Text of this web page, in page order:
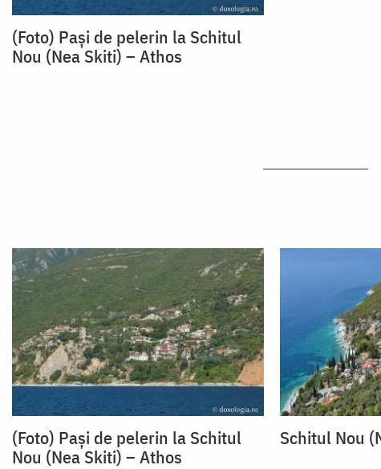
(Foto) Pași de pelerin la Schitul
Nou (Nea Skiti) – Athos
(Foto) Pași de pelerin la Schitul
Nou (Nea Skiti) – Athos
Schitul Nou